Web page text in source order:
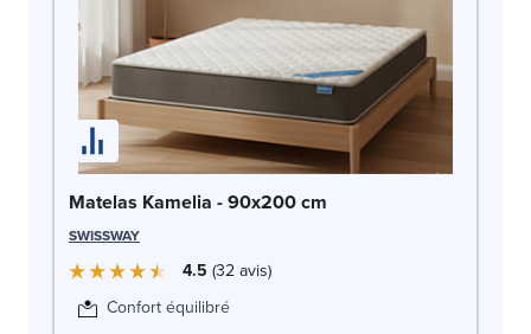
Matelas Kamelia - 90x200 cm
SWISSWAY
4.5 32avis
Confort équilibré